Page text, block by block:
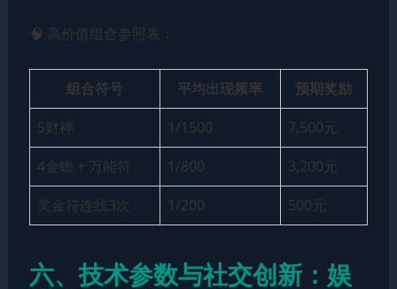
🧠 高价值组合参照表：
组合符号 平均出现频率
预期奖励
5财神
1/1500
7,500元
4金蟾 + 万能符
1/800
3,200元
奖金符连线3次
1/200 500元
六、技术参数与社交创新：娱